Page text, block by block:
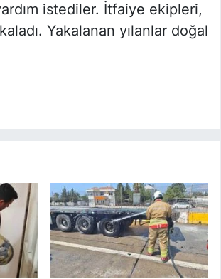
istediler. İtfaiye ekipleri,
Yakalanan yılanlar doğal